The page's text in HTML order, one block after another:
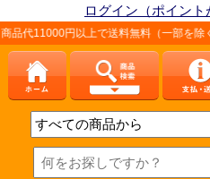
ログイン（ポイント
以上で送料無料（一部を除く）、ネコ